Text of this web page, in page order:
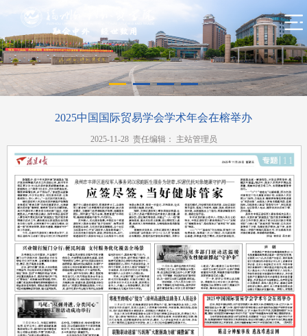
2025中国国际贸易学会学术年会在榕举办
2025-11-28 责任编辑： 主站管理员